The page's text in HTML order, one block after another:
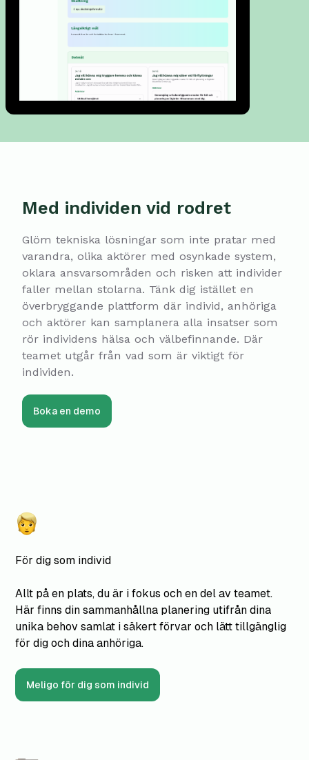
Med individen vid rodret
Glöm tekniska lösningar som inte pratar med
varandra, olika aktörer med osynkade system,
oklara ansvarsområden och risken att individer
faller mellan stolarna. Tänk dig istället en
överbryggande plattform där individ, anhöriga
och aktörer kan samplanera alla insatser som
rör individens hälsa och välbefinnande. Där
teamet utgår från vad som är viktigt för
individen.
Boka en demo
För dig som individ
Allt på en plats, du är i fokus och en del av teamet.
Här finns din sammanhållna planering utifrån dina
unika behov samlat i säkert förvar och lätt tillgänglig
för dig och dina anhöriga.
Meligo för dig som individ